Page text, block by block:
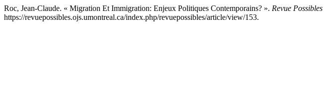
Roc, Jean-Claude. « Migration Et Immigration: Enjeux Politiques Contemporains? ». Revue Possibles
https://revuepossibles.ojs.umontreal.ca/index.php/revuepossibles/article/view/153.